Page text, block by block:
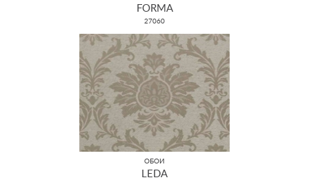
FORMA
27060
ОБОИ
LEDA